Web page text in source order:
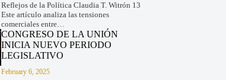
Reflejos de la Política Claudia T. Witrón 13
Este artículo analiza las tensiones
comerciales entre…
CONGRESO DE LA UNIÓN
INICIA NUEVO PERIODO
LEGISLATIVO
February 6, 2025